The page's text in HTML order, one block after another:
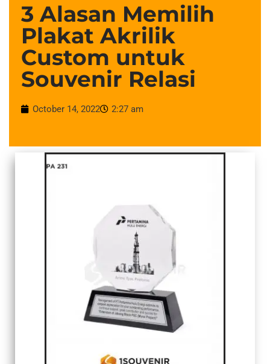
3 Alasan Memilih
Plakat Akrilik
Custom untuk
Souvenir Relasi
October 14, 2022 2:27 am